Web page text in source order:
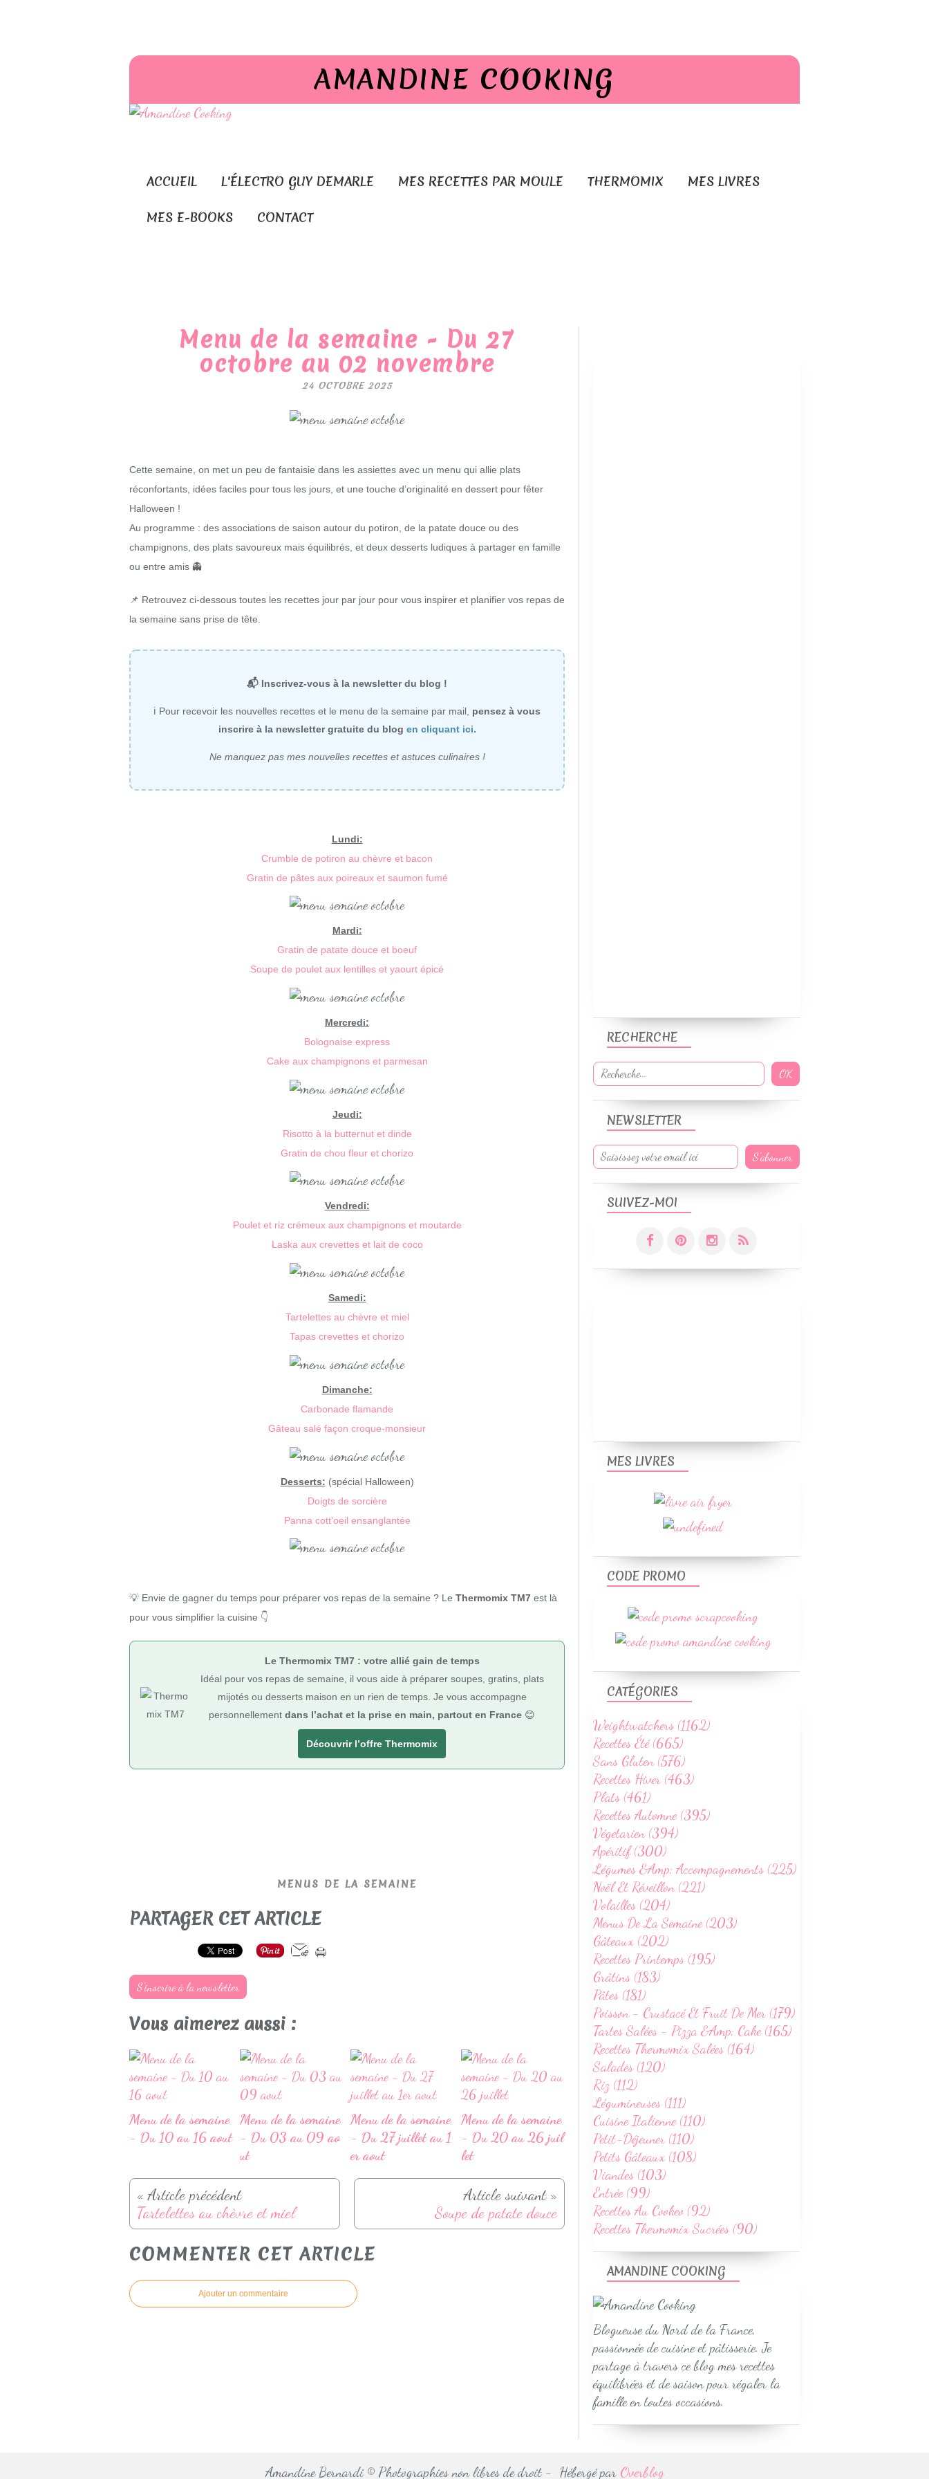
AMANDINE COOKING
ACCUEIL L'ÉLECTRO GUY DEMARLE MES RECETTES PAR MOULE THERMOMIX MES LIVRES
MES E-BOOKS CONTACT
Menu de la semaine - Du 27
octobre au 02 novembre
24 OCTOBRE 2025
Cette semaine, on met un peu de fantaisie dans les assiettes avec un menu qui allie plats
réconfortants, idées faciles pour tous les jours, et une touche d’originalité en dessert pour fêter
Halloween !
Au programme : des associations de saison autour du potiron, de la patate douce ou des
champignons, des plats savoureux mais équilibrés, et deux desserts ludiques à partager en famille
ou entre amis 👻
📌 Retrouvez ci-dessous toutes les recettes jour par jour pour vous inspirer et planifier vos repas de
la semaine sans prise de tête.
📬 Inscrivez-vous à la newsletter du blog !
ℹ Pour recevoir les nouvelles recettes et le menu de la semaine par mail, pensez à vous
inscrire à la newsletter gratuite du blog en cliquant ici.
Ne manquez pas mes nouvelles recettes et astuces culinaires !
Lundi:
Crumble de potiron au chèvre et bacon
Gratin de pâtes aux poireaux et saumon fumé
Mardi:
Gratin de patate douce et boeuf
Soupe de poulet aux lentilles et yaourt épicé
Mercredi:
Bolognaise express
Cake aux champignons et parmesan
Jeudi:
Risotto à la butternut et dinde
Gratin de chou fleur et chorizo
Vendredi:
Poulet et riz crémeux aux champignons et moutarde
Laska aux crevettes et lait de coco
Samedi:
Tartelettes au chèvre et miel
Tapas crevettes et chorizo
Dimanche:
Carbonade flamande
Gâteau salé façon croque-monsieur
Desserts: (spécial Halloween)
Doigts de sorcière
Panna cott'oeil ensanglantée
💡 Envie de gagner du temps pour préparer vos repas de la semaine ? Le Thermomix TM7 est là
pour vous simplifier la cuisine 👇
Le Thermomix TM7 : votre allié gain de temps
Idéal pour vos repas de semaine, il vous aide à préparer soupes, gratins, plats
mijotés ou desserts maison en un rien de temps. Je vous accompagne
personnellement dans l’achat et la prise en main, partout en France 😊
Découvrir l’offre Thermomix
MENUS DE LA SEMAINE
PARTAGER CET ARTICLE
S'inscrire à la newsletter
Vous aimerez aussi :
Menu de la semaine
- Du 10 au 16 aout
Menu de la semaine
- Du 03 au 09 ao
ut
Menu de la semaine
- Du 27 juillet au 1
er aout
Menu de la semaine
- Du 20 au 26 juil
let
« Article précédent
Tartelettes au chèvre et miel
Article suivant »
Soupe de patate douce
COMMENTER CET ARTICLE
Ajouter un commentaire
NEWSLETTER
SUIVEZ-MOI
RECHERCHE
AMANDINE COOKING
Blogueuse du Nord de la France,
passionnée de cuisine et pâtisserie. Je
partage à travers ce blog mes recettes
équilibrées et de saison pour régaler la
famille en toutes occasions.
CATÉGORIES
Weightwatchers (1162)
Recettes Été (665)
Sans Gluten (576)
Recettes Hiver (463)
Plats (461)
Recettes Automne (395)
Végetarien (394)
Apéritif (300)
Légumes &Amp; Accompagnements (225)
Noël Et Réveillon (221)
Volailles (204)
Menus De La Semaine (203)
Gâteaux (202)
Recettes Printemps (195)
Grâtins (183)
Pâtes (181)
Poisson - Crustacé Et Fruit De Mer (179)
Tartes Salées - Pizza &Amp; Cake (165)
Recettes Thermomix Salées (164)
Salades (120)
Riz (112)
Légumineuses (111)
Cuisine Italienne (110)
Petit-Déjeuner (110)
Petits Gâteaux (108)
Viandes (103)
Entrée (99)
Recettes Au Cookeo (92)
Recettes Thermomix Sucrées (90)
MES LIVRES
CODE PROMO
Amandine Bernardi © Photographies non libres de droit - Hébergé par Overblog